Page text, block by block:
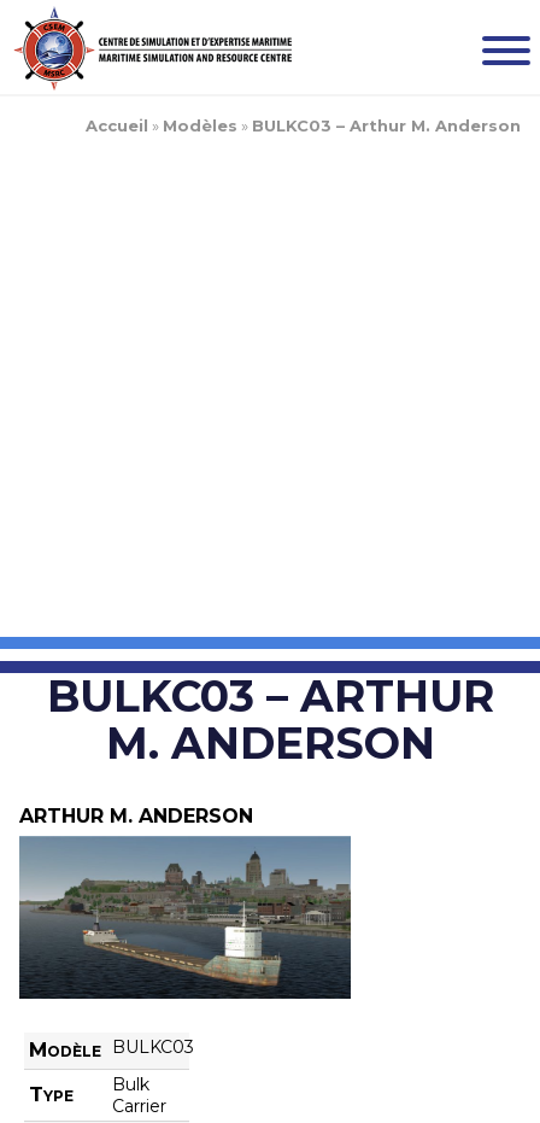
Accueil » Modèles » BULKC03 – Arthur M. Anderson
BULKC03 – ARTHUR
M. ANDERSON
ARTHUR M. ANDERSON
Modèle BULKC03
Type
Bulk
Carrier